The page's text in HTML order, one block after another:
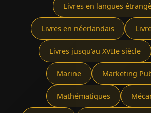
Livres en langues
Livres en néerlandais
Livres jusqu'au XVIIe siècle
Marine Marketing
Mathématiques